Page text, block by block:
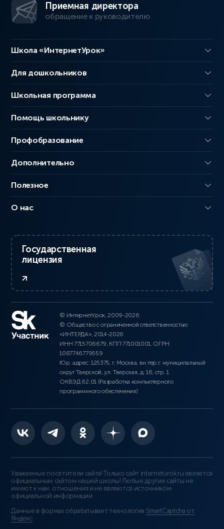
Приемная директора
обращение к руководителю
Школа «ИнтернетУрок»
Для дошкольников
Школьная программа
Помощь школьнику
Профобразование
Дополнительно
Полезное
О нас
Государственная
лицензия
© ИнтернетУрок, 2009-2026
© Общество с ограниченной ответственностью
«ИНТЕРДА», 2014-2026
ИНН 7715706679, КПП 771001001, ОГРН
1087746779559
Юр. адрес: 125375, г. Москва, вн.тер.г. муниципальный
округ Тверской, ул. Тверская, д. 16, стр. 1
ОКВЭД 62.01 (Разработка компьютерного
программного обеспечения)
Уважаемые посетители сайта! Только сайт interneturok.ru является
официальным сайтом нашей школы! Любые другие сайты не
имеют к нам отношения и не являются источником
официальной информации.
Данные в формах обрабатывает технология SmartCaptcha от
Яндекс